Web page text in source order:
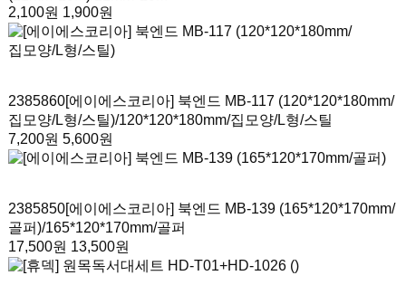
2,100원 1,900원
2385860[에이에스코리아] 북엔드 MB-117 (120*120*180mm/
집모양/L형/스틸)/120*120*180mm/집모양/L형/스틸
7,200원 5,600원
2385850[에이에스코리아] 북엔드 MB-139 (165*120*170mm/
골퍼)/165*120*170mm/골퍼
17,500원 13,500원